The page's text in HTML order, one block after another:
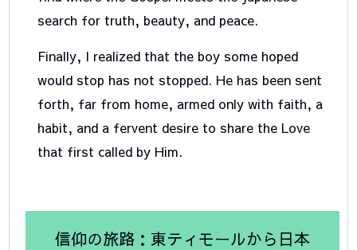
search for truth, beauty, and peace.
Finally, I realized that the boy some hoped
would stop has not stopped. He has been sent
forth, far from home, armed only with faith, a
habit, and a fervent desire to share the Love
that first called by Him.
信仰の旅路：東ティモールから日本